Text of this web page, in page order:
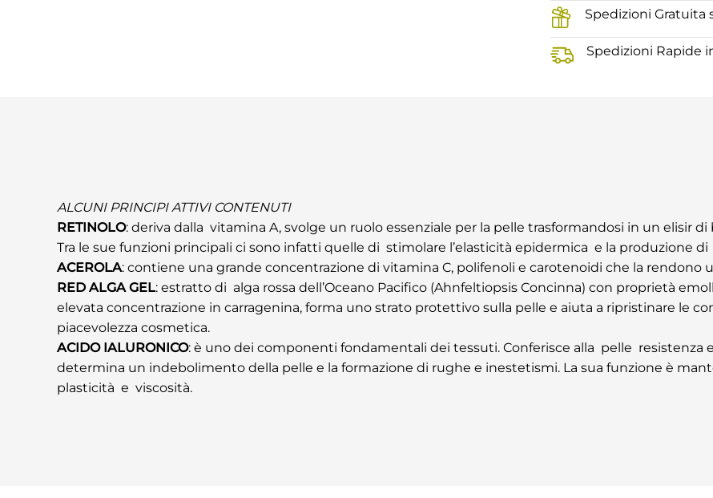
Spedizioni Gratuita
Spedizioni Rapide
ALCUNI PRINCIPI ATTIVI CONTENUTI
RETINOLO: deriva dalla vitamina A, svolge un ruolo essenziale per la pelle trasformandosi in un elisir di
Tra le sue funzioni principali ci sono infatti quelle di stimolare l’elasticità epidermica e la produzione
ACEROLA: contiene una grande concentrazione di vitamina C, polifenoli e carotenoidi che la rendono
RED ALGA GEL: estratto di alga rossa dell’Oceano Pacifico (Ahnfeltiopsis Concinna) con proprietà
elevata concentrazione in carragenina, forma uno strato protettivo sulla pelle e aiuta a ripristinare le
piacevolezza cosmetica.
ACIDO IALURONICO: è uno dei componenti fondamentali dei tessuti. Conferisce alla pelle resistenza
determina un indebolimento della pelle e la formazione di rughe e inestetismi. La sua funzione è
plasticità e viscosità.